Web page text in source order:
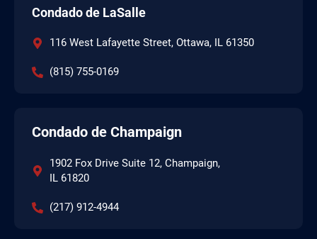
Condado de LaSalle
116 West Lafayette Street, Ottawa, IL 61350
(815) 755-0169
Condado de Champaign
1902 Fox Drive Suite 12, Champaign,
IL 61820
(217) 912-4944